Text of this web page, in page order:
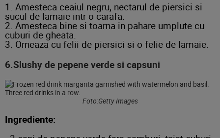
1. Amesteca ceaiul negru, nectarul de piersici si
sucul de lamaie intr-o carafa.
2. Amesteca bine si toarna in pahare umplute cu
cuburi de gheata.
3. Orneaza cu felii de piersici si o felie de lamaie.
6.Slushy de pepene verde si capsuni
Foto:Getty Images
Ingrediente: